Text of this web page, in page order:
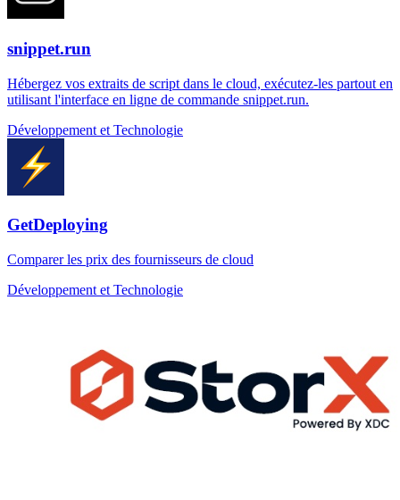
snippet.run
Hébergez vos extraits de script dans le cloud, exécutez-les partout en
utilisant l'interface en ligne de commande snippet.run.
Développement et Technologie
GetDeploying
Comparer les prix des fournisseurs de cloud
Développement et Technologie